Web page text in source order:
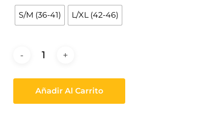
S/M (36-41) L/XL (42-46)
Añadir Al Carrito